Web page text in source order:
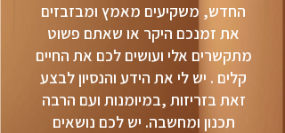
החדש, משקיעים מאמץ ומבזבזים
את זמנכם היקר או שאתם פשוט
מתקשרים אלי ועושים לכם את החיים
קלים . יש לי את הידע והנסיון לבצע
זאת בזריזות ,במיומנות ועם הרבה
תכנון ומחשבה. יש לכם נושאים